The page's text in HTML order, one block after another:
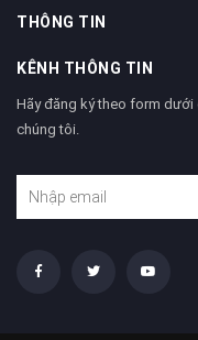
THÔNG TIN
KÊNH THÔNG TIN
Hãy đăng ký theo form dưới
chúng tôi.